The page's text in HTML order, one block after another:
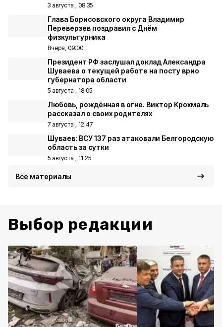
3 августа , 08:35
Глава Борисовского округа Владимир
Переверзев поздравил с Днём
физкультурника
Вчера, 09:00
Президент РФ заслушал доклад Александра
Шуваева о текущей работе на посту врио
губернатора области
5 августа , 18:05
Любовь, рождённая в огне. Виктор Крохмаль
рассказал о своих родителях
7 августа , 12:47
Шуваев: ВСУ 137 раз атаковали Белгородскую
область за сутки
5 августа , 11:25
Все материалы
Выбор редакции